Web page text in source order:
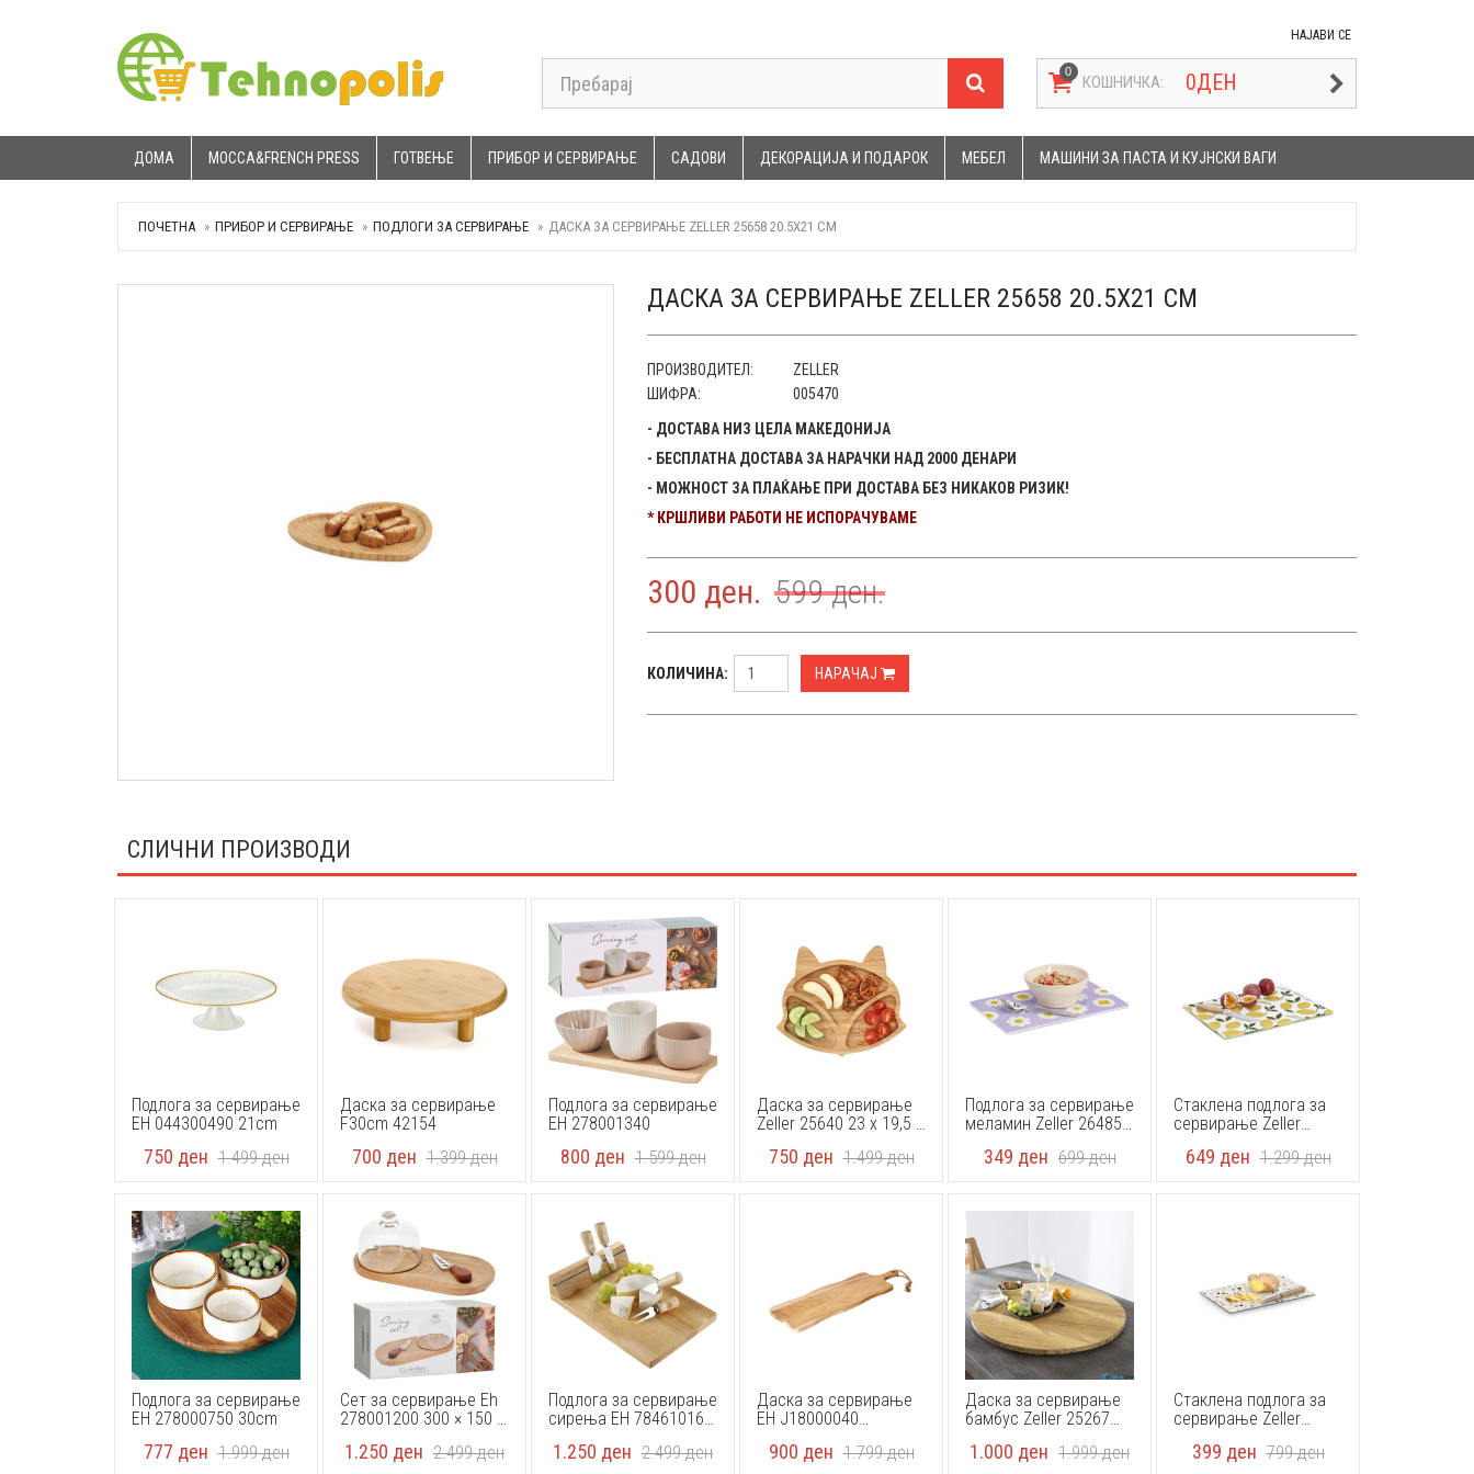
НАЈАВИ СЕ
КОШНИЧКА: 0ДЕН
ДОМА MOCCA&FRENCH PRESS ГОТВЕЊЕ ПРИБОР И СЕРВИРАЊЕ САДОВИ ДЕКОРАЦИЈА И ПОДАРОК МЕБЕЛ МАШИНИ ЗА ПАСТА И КУЈНСКИ ВАГИ
ПОЧЕТНА ПРИБОР И СЕРВИРАЊЕ ПОДЛОГИ ЗА СЕРВИРАЊЕ ДАСКА ЗА СЕРВИРАЊЕ ZELLER 25658 20.5X21 CM
ДАСКА ЗА СЕРВИРАЊЕ ZELLER 25658 20.5X21 CM
ПРОИЗВОДИТЕЛ:
ZELLER
ШИФРА:
005470
- ДОСТАВА НИЗ ЦЕЛА МАКЕДОНИЈА
- БЕСПЛАТНА ДОСТАВА ЗА НАРАЧКИ НАД 2000 ДЕНАРИ
- МОЖНОСТ ЗА ПЛАЌАЊЕ ПРИ ДОСТАВА БЕЗ НИКАКОВ РИЗИК!
* КРШЛИВИ РАБОТИ НЕ ИСПОРАЧУВАМЕ
300 ден. 599ден.
КОЛИЧИНА: НАРАЧАЈ
СЛИЧНИ ПРОИЗВОДИ
Подлога за сервирање
EH 044300490 21cm
750 ден 1.499ден
Даска за сервирање
F30cm 42154
700 ден 1.399ден
Подлога за сервирање
EH 278001340
800 ден 1.599ден
Даска за сервирање
Zeller 25640 23 x 19,5 x
750 ден 1.499ден
Подлога за сервирање
меламин Zeller 26485
349 ден 699ден
Стаклена подлога за
сервирање Zeller
649 ден 1.299ден
Подлога за сервирање
EH 278000750 30cm
777 ден 1.999ден
Сет за сервирање Eh
278001200 300 × 150 ×
1.250 ден 2.499ден
Подлога за сервирање
сирења EH 784610160
1.250 ден 2.499ден
Даска за сервирање
EH J18000040
900 ден 1.799ден
Даска за сервирање
бамбус Zeller 25267
1.000 ден 1.999ден
Стаклена подлога за
сервирање Zeller
Terrazzo
399 ден 799ден